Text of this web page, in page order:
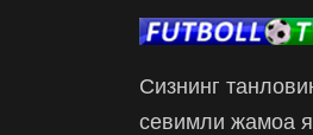
Сизнинг
севимли жамоа